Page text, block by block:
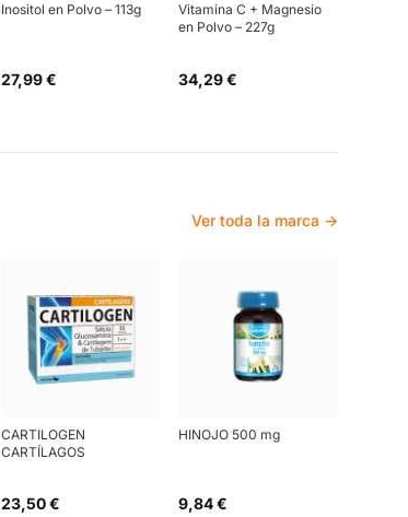
Inositol en Polvo – 113g
27,99 €
Vitamina C + Magnesio
en Polvo – 227g
34,29 €
Ver toda la marca →
CARTILOGEN
CARTÍLAGOS
23,50 €
HINOJO 500 mg
9,84 €